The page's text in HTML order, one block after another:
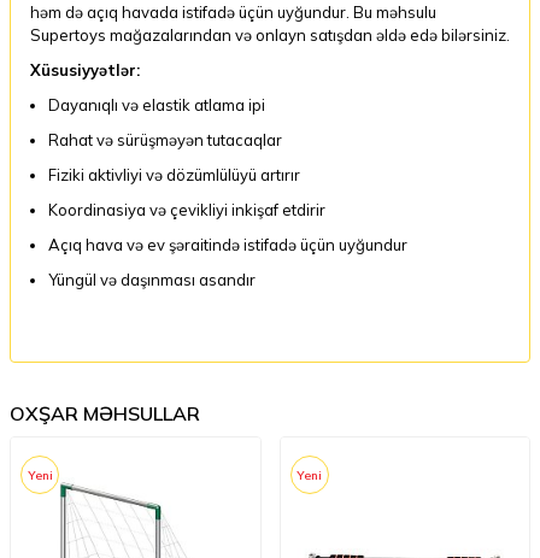
həm də açıq havada istifadə üçün uyğundur. Bu məhsulu
Supertoys mağazalarından və onlayn satışdan əldə edə bilərsiniz.
Xüsusiyyətlər:
Dayanıqlı və elastik atlama ipi
Rahat və sürüşməyən tutacaqlar
Fiziki aktivliyi və dözümlülüyü artırır
Koordinasiya və çevikliyi inkişaf etdirir
Açıq hava və ev şəraitində istifadə üçün uyğundur
Yüngül və daşınması asandır
OXŞAR MƏHSULLAR
Yeni Yeni